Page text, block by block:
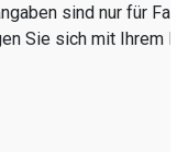
sind nur für
Sie sich mit Ihrem